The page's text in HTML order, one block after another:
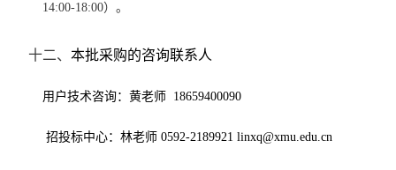
14:00-18:00）。
十二、 本批采购的咨询联系人
用户技术咨询： 黄老师 18659400090
招投标中心：林老师 0592-2189921 linxq@xmu.edu.cn